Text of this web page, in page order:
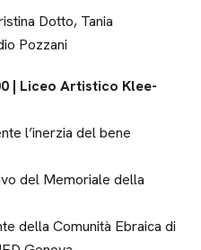
Dotto, Tania
Pozzani
| Liceo Artistico Klee-
l’inerzia del bene
del Memoriale della
della Comunità Ebraica di